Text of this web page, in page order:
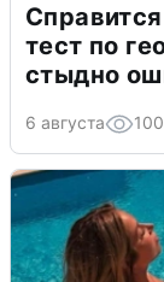
тест по
стыдно
6 августа 100